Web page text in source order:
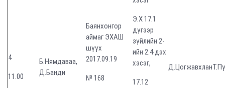
4
11.00
Б.Нямдаваа,
Д.Банди
Баянхонгор
аймаг ЭХАШ
шүүх
2017.09.19
№ 168
Э.Х 17.1
дүгээр
зүйлийн 2-
ийн 2.4 дэх
хэсэг,
17.12
Д.Цогжавхлан